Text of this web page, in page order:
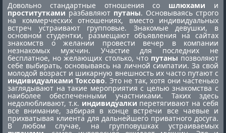
Довольно стандартные отношения со шлюхами и
проституткамиразбавляют путаны. Основываясь строго
на коммерческих отношениях, вместо индивидуальных
встреч устраивают групповые. Знакомые девушки, в
основном студентки, размещают объявления на сайтах
знакомств о желании провести вечер в компании
незнакомых мужчин. Участие для последних не
бесплатное, но желающих столько, что путаны позволяют
себе выбирать, основываясь на личной симпатии. За свой
молодой возраст и шикарную внешность их часто путают с
индивидуалками Токсово. Это не так, хотя они частенько
заглядывают на такие мероприятия с целью знакомства с
наиболее обеспеченными участниками. Таких здесь
недолюбливают, т.к. индивидуалки перетягивают на себя
все внимание, забирая в конце встречи все чаевые и
прихватывая клиента для дальнейшего приватного досуга.
В любом случае, на групповушках устраиваемых